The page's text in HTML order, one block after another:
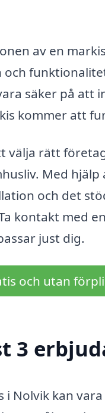
av en
säker på
kommer att
välja rätt
Med
och det
kontakt med
just dig.
och utan
3
i Nolvik kan